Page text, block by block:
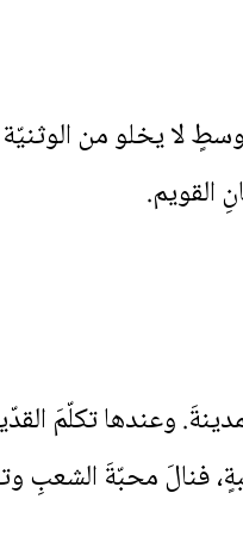
لا يخلو من
القويم.
المدينةَ. وعندها تكلّمَ
فنالَ محبّةَ الشعبِ